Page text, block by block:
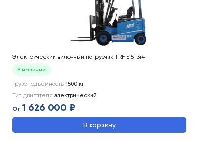
Электрический вилочный погрузчик TRF E15-3i4
В наличии
Грузоподъемность 1500 кг
Тип двигателя электрический
От 1 626 000 ₽
В корзину